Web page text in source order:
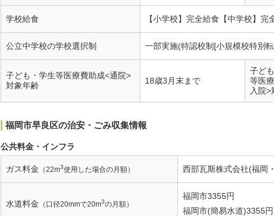
学校給食 【小学校】完全給食【中学校】完
公立中学校の学校選択制 一部実施(特認校制[小規模校特別
子ども・学生等医療費助成<通院>
対象年齢
18歳3月末まで
子ど
等医
入院>
福岡市早良区の治安・ごみ収集情報
公共料金・インフラ
ガス料金 （22m3使用した場合の月額） 西部瓦斯株式会社(福岡
水道料金 （口径20mmで20m3の月額）
福岡市3355円
福岡市(簡易水道)3355円